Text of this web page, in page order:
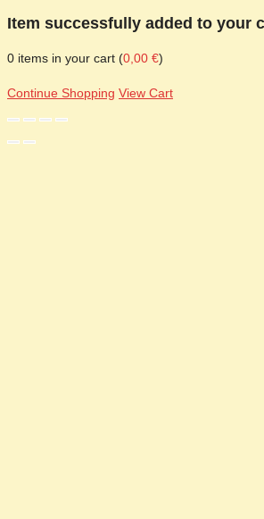
Item successfully added to your
0 items in your cart (0,00 €)
Continue Shopping View Cart